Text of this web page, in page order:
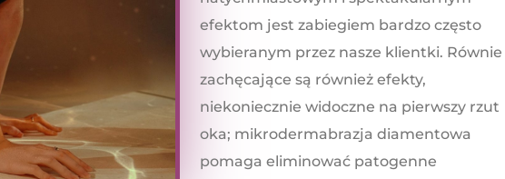
efektom jest zabiegiem bardzo często
wybieranym przez nasze klientki. Równie
zachęcające są również efekty,
niekoniecznie widoczne na pierwszy rzut
oka; mikrodermabrazja diamentowa
pomaga eliminować patogenne